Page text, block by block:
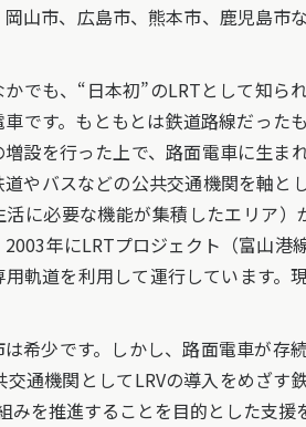
山市、広島市、熊本市、鹿児島市
でも、“日本初”のLRTとして知ら
車です。もともとは鉄道路線だった
増設を行った上で、路面電車に生ま
道やバスなどの公共交通機関を軸と
活に必要な機能が集積したエリア
年にLRTプロジェクト（富山港
軌道を利用して運行しています。
希少です。しかし、路面電車が存
通機関としてLRVの導入をめざす
を推進することを目的とした支援